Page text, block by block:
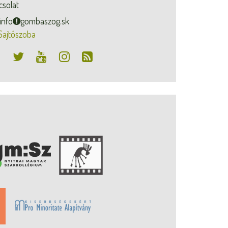
info
gombaszog.sk